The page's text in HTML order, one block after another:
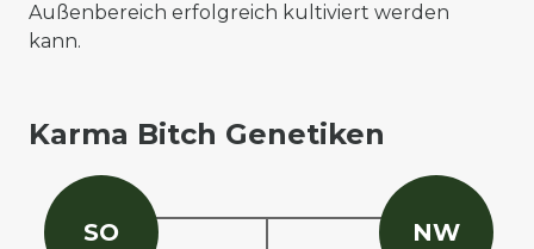
Außenbereich erfolgreich kultiviert werden
kann.
Karma Bitch Genetiken
SO NW